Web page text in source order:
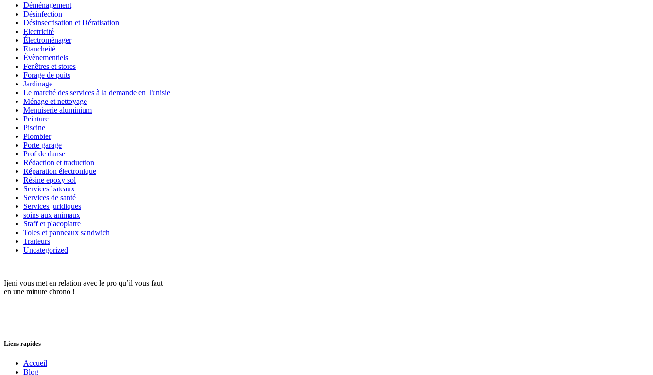
Déménagement
Désinfection
Désinsectisation et Dératisation
Electricité
Électroménager
Etancheité
Évènementiels
Fenêtres et stores
Forage de puits
Jardinage
Le marché des services à la demande en Tunisie
Ménage et nettoyage
Menuiserie aluminium
Peinture
Piscine
Plombier
Porte garage
Prof de danse
Rédaction et traduction
Réparation électronique
Résine epoxy sol
Services bateaux
Services de santé
Services juridiques
soins aux animaux
Staff et placoplatre
Toles et panneaux sandwich
Traiteurs
Uncategorized
Ijeni vous met en relation avec le pro qu’il vous faut
en une minute chrono !
Liens rapides
Accueil
Blog